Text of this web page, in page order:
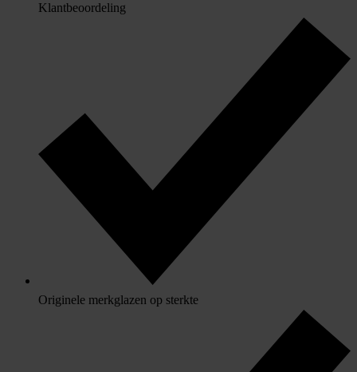
Klantbeoordeling
Originele merkglazen op sterkte